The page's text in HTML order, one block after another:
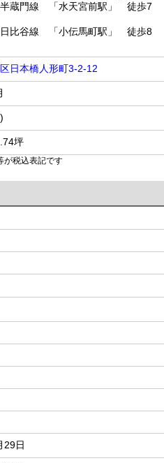
半蔵門線 「水天宮前駅」 徒歩7
日比谷線 「小伝馬町駅」 徒歩8
日本橋人形町3-2-12
坪
が税込表記です
29日